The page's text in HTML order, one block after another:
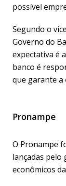
possível
Segundo o
Governo do
expectativa é
banco é
que garante a
Pronampe
O Pronampe
lançadas pelo
econômicos